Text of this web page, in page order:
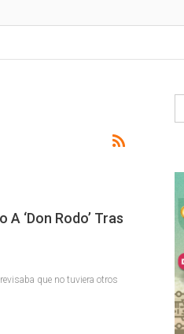
‘Don Rodo’ Tras
que no tuviera otros